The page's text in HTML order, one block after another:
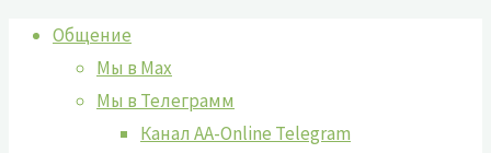
Перейти
содержимому
Общение
Мы в Max
Мы в Телеграмм
Канал AA-Online Telegram